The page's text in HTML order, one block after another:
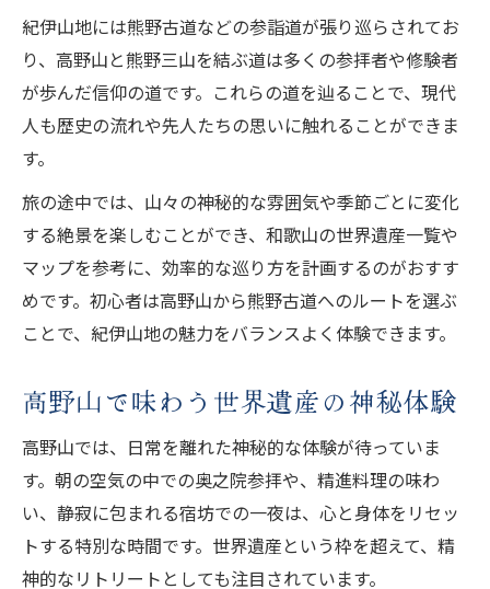
紀伊山地には熊野古道などの参詣道が張り巡らされてお
り、高野山と熊野三山を結ぶ道は多くの参拝者や修験者
が歩んだ信仰の道です。これらの道を辿ることで、現代
人も歴史の流れや先人たちの思いに触れることができま
す。
旅の途中では、山々の神秘的な雰囲気や季節ごとに変化
する絶景を楽しむことができ、和歌山の世界遺産一覧や
マップを参考に、効率的な巡り方を計画するのがおすす
めです。初心者は高野山から熊野古道へのルートを選ぶ
ことで、紀伊山地の魅力をバランスよく体験できます。
高野山で味わう世界遺産の神秘体験
高野山では、日常を離れた神秘的な体験が待っていま
す。朝の空気の中での奥之院参拝や、精進料理の味わ
い、静寂に包まれる宿坊での一夜は、心と身体をリセッ
トする特別な時間です。世界遺産という枠を超えて、精
神的なリトリートとしても注目されています。